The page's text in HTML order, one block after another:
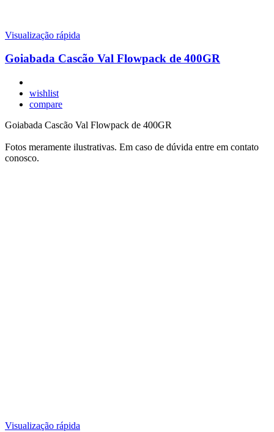
Visualização rápida
Goiabada Cascão Val Flowpack de 400GR
wishlist
compare
Goiabada Cascão Val Flowpack de 400GR
Fotos meramente ilustrativas. Em caso de dúvida entre em contato
conosco.
Visualização rápida